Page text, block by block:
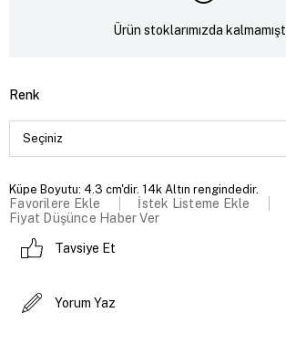
Ürün stoklarımızda
Renk
Küpe Boyutu: 4.3 cm'dir. 14k Altın rengindedir.
Favorilere Ekle
İstek Listeme Ekle
Fiyat Düşünce Haber Ver
Tavsiye Et
Yorum Yaz